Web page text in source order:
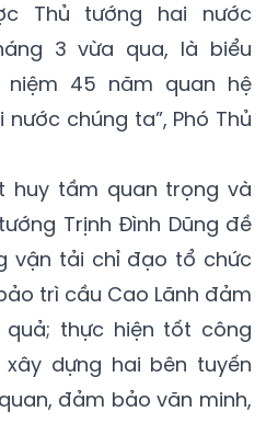
chứng sống động cho
lược Việt Nam -
Thủ tướng hai nước
3 vừa qua, là biểu
45 năm quan hệ
chúng ta”, Phó Thủ
huy tầm quan trọng và
Trịnh Đình Dũng đề
vận tải chỉ đạo tổ chức
trì cầu Cao Lãnh đảm
thực hiện tốt công